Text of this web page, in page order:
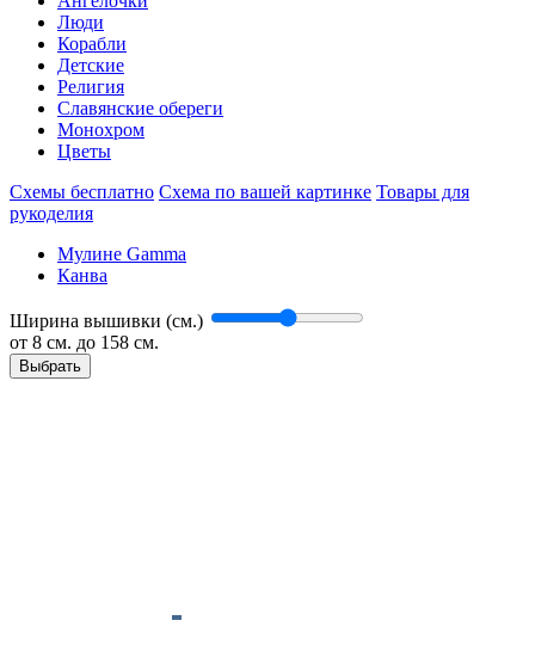
Люди
Корабли
Детские
Религия
Славянские обереги
Монохром
Цветы
Схемы бесплатно Схема по вашей картинке Товары для
рукоделия
Мулине Gamma
Канва
Ширина вышивки (см.)
от 8 см. до 158 см.
Выбрать